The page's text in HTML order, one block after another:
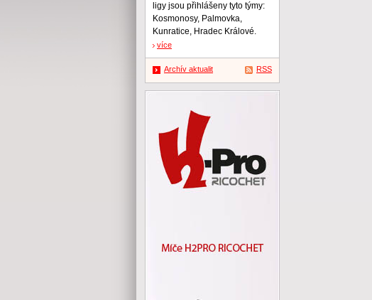
ligy jsou přihlášeny tyto týmy:
Kosmonosy, Palmovka,
Kunratice, Hradec Králové.
více
Archív aktualit RSS